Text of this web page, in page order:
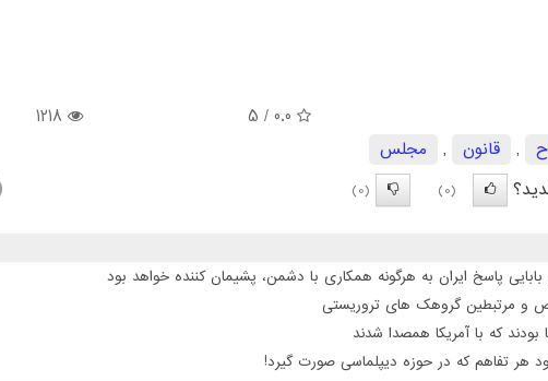
0.0
/ 5
1218
, قانون ,
مجلس
(0)
(0)
پاسخ ایران به هرگونه همکاری با دشمن، پشیمان کننده خواهد بود
هر تفاهم که در حوزه دیپلماسی صورت گیرد!